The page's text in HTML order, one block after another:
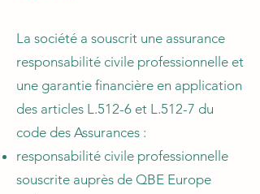
La société a souscrit une assurance
responsabilité civile professionnelle et
une garantie financière en application
des articles L.512-6 et L.512-7 du
code des Assurances :
responsabilité civile professionnelle
souscrite auprès de QBE Europe